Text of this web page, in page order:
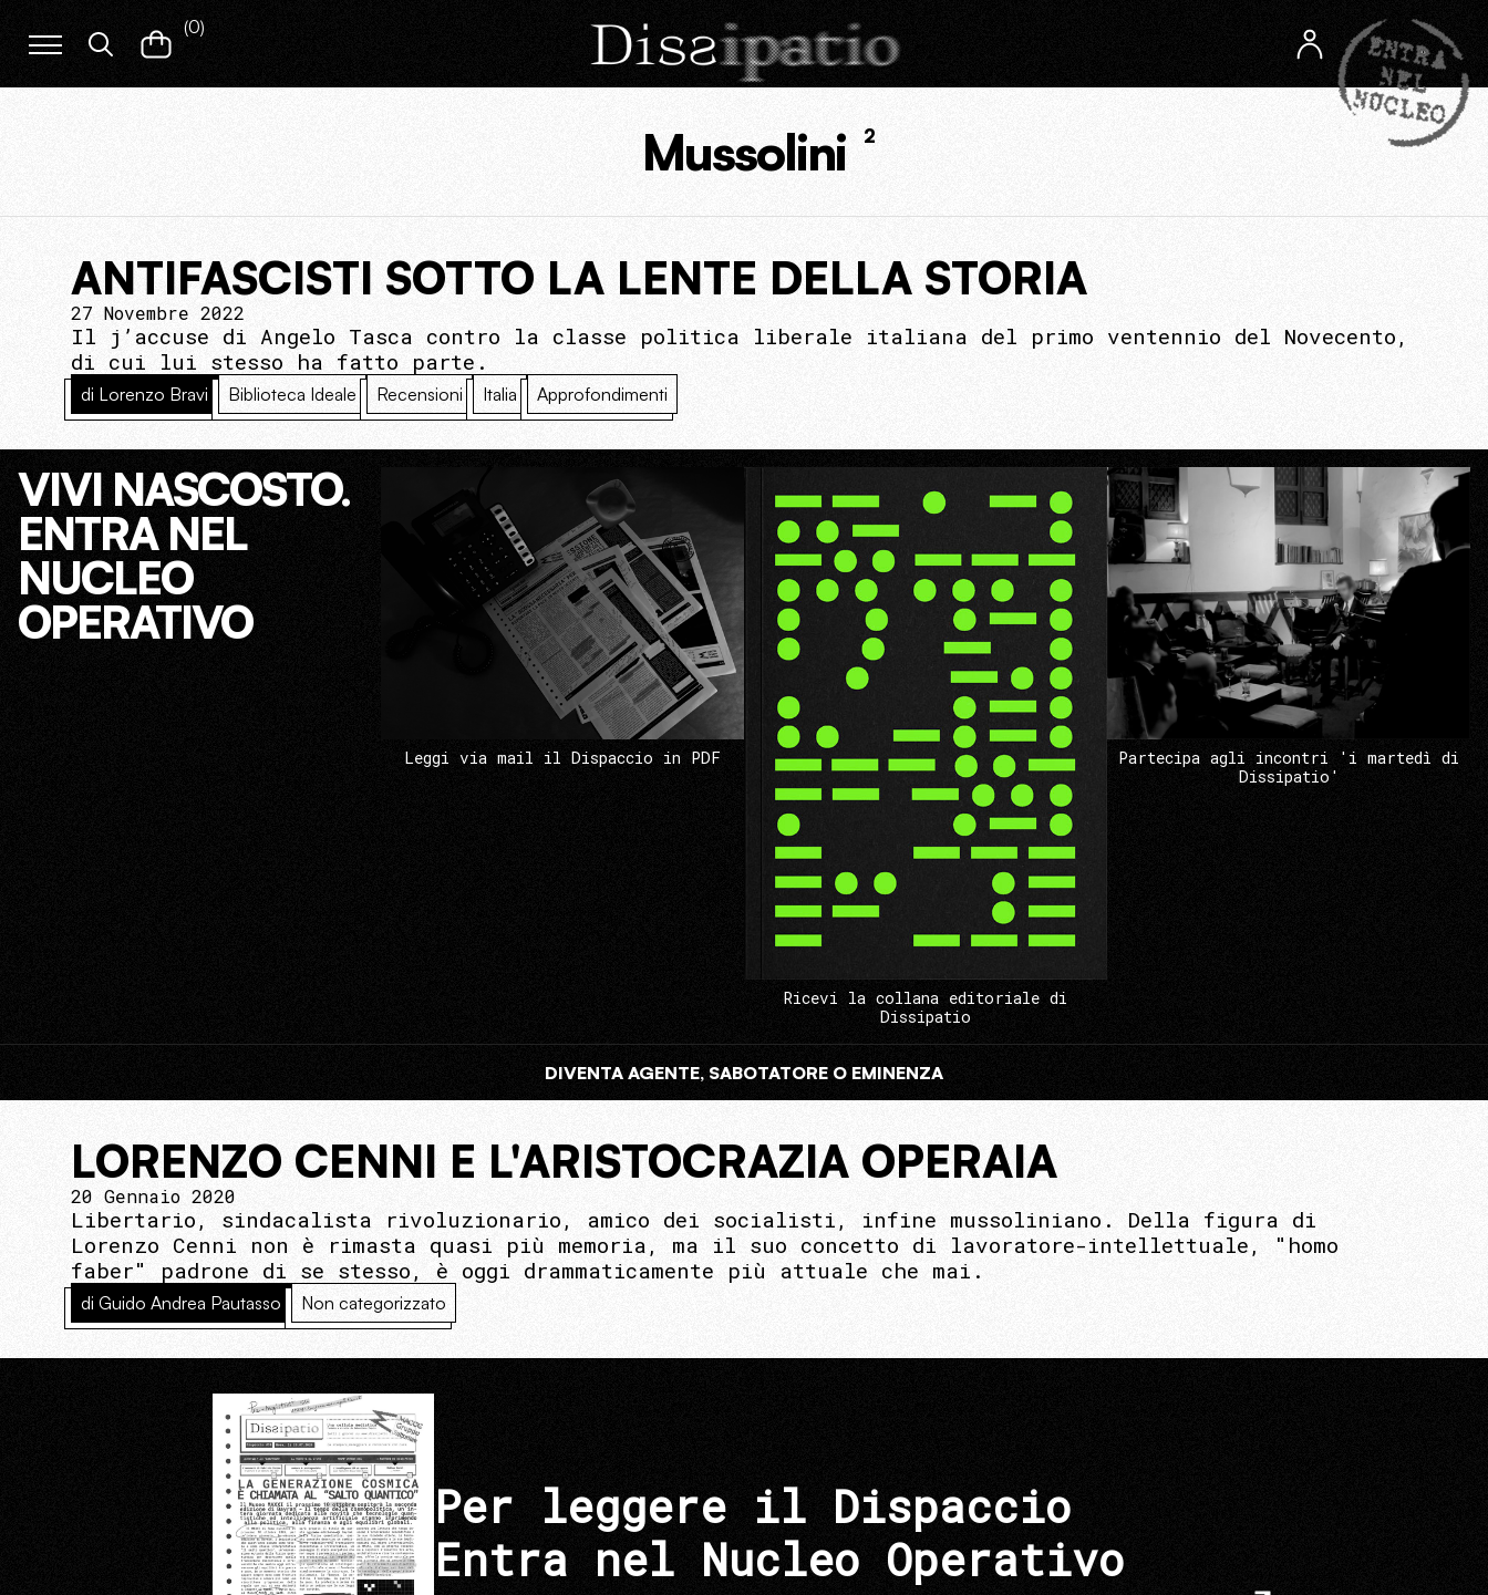
(0)
Mussolini 2
ANTIFASCISTI SOTTO LA LENTE DELLA STORIA
27 Novembre 2022
Il j’accuse di Angelo Tasca contro la classe politica liberale italiana del primo ventennio del Novecento,
di cui lui stesso ha fatto parte.
di Lorenzo Bravi Biblioteca Ideale Recensioni Italia Approfondimenti
VIVI NASCOSTO.
ENTRA NEL
NUCLEO
OPERATIVO
Leggi via mail il Dispaccio in PDF
Ricevi la collana editoriale di
Dissipatio
Partecipa agli incontri 'i martedì di
Dissipatio'
DIVENTA AGENTE, SABOTATORE O EMINENZA
LORENZO CENNI E L'ARISTOCRAZIA OPERAIA
20 Gennaio 2020
Libertario, sindacalista rivoluzionario, amico dei socialisti, infine mussoliniano. Della figura di
Lorenzo Cenni non è rimasta quasi più memoria, ma il suo concetto di lavoratore-intellettuale, "homo
faber" padrone di se stesso, è oggi drammaticamente più attuale che mai.
di Guido Andrea Pautasso Non categorizzato
Per leggere il Dispaccio
Entra nel Nucleo Operativo